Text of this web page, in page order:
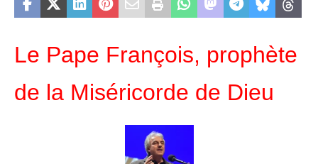
Le Pape François, prophète
de la Miséricorde de Dieu